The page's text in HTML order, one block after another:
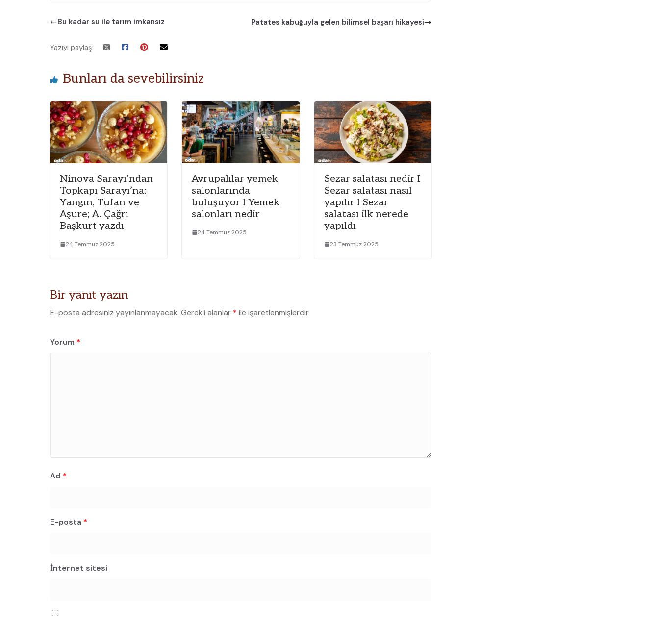
Bu kadar su ile tarım imkansız Patates kabuğuyla gelen bilimsel başarı hikayesi
Yazıyı paylaş:
Bunları da sevebilirsiniz
Ninova Sarayı’ndan
Topkapı Sarayı’na:
Yangın, Tufan ve
Aşure; A. Çağrı
Başkurt yazdı
24 Temmuz 2025
Avrupalılar yemek
salonlarında
buluşuyor I Yemek
salonları nedir
24 Temmuz 2025
Sezar salatası nedir I
Sezar salatası nasıl
yapılır I Sezar
salatası ilk nerede
yapıldı
23 Temmuz 2025
Bir yanıt yazın
E-posta adresiniz yayınlanmayacak. Gerekli alanlar * ile işaretlenmişlerdir
Yorum *
Ad *
E-posta *
İnternet sitesi